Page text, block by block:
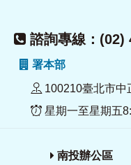
諮詢專線：(02)
署本部
100210臺北市中
星期一至星期五
南投辦公區